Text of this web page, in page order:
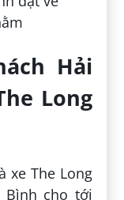
Hải
Long
xe The Long
Bình cho tới